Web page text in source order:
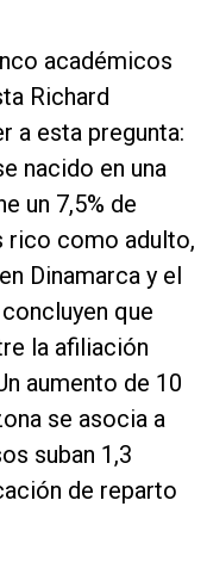
académicos
Richard
a esta pregunta:
nacido en una
un 7,5% de
rico como adulto,
Dinamarca y el
que
la afiliación
aumento de 10
se asocia a
suban 1,3
de reparto